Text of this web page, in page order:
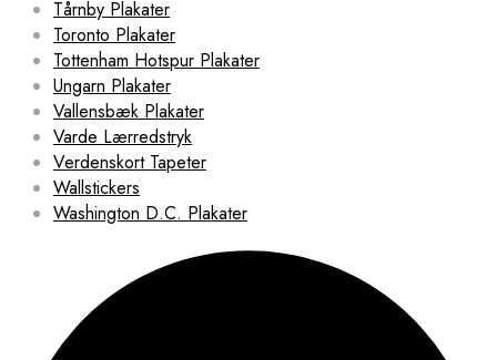
Tårnby Plakater
Toronto Plakater
Tottenham Hotspur Plakater
Ungarn Plakater
Vallensbæk Plakater
Varde Lærredstryk
Verdenskort Tapeter
Wallstickers
Washington D.C. Plakater